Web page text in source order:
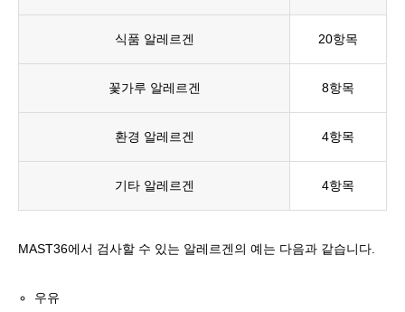
식품 알레르겐 20항목
꽃가루 알레르겐 8항목
환경 알레르겐 4항목
기타 알레르겐 4항목
MAST36에서 검사할 수 있는 알레르겐의 예는 다음과 같습니다.
우유